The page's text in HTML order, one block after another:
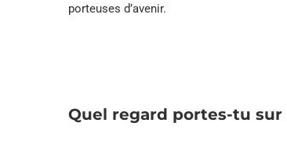
porteuses d’avenir.
Quel regard portes-tu sur